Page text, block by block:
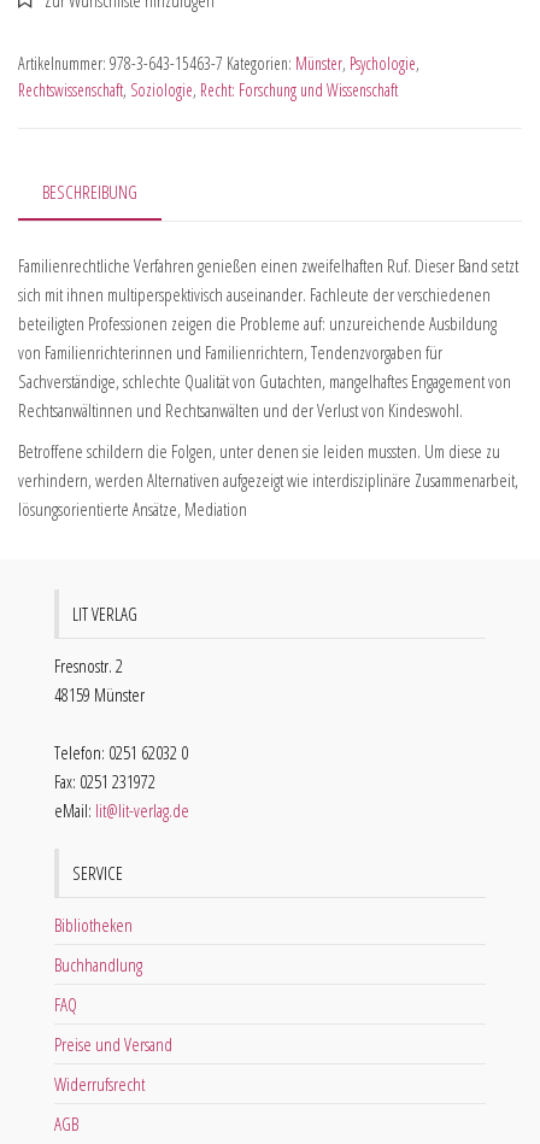
Artikelnummer: 978-3-643-15463-7 Kategorien: Münster, Psychologie,
Rechtswissenschaft, Soziologie, Recht: Forschung und Wissenschaft
BESCHREIBUNG
Familienrechtliche Verfahren genießen einen zweifelhaften Ruf. Dieser Band setzt
sich mit ihnen multiperspektivisch auseinander. Fachleute der verschiedenen
beteiligten Professionen zeigen die Probleme auf: unzureichende Ausbildung
von Familienrichterinnen und Familienrichtern, Tendenzvorgaben für
Sachverständige, schlechte Qualität von Gutachten, mangelhaftes Engagement von
Rechtsanwältinnen und Rechtsanwälten und der Verlust von Kindeswohl.
Betroffene schildern die Folgen, unter denen sie leiden mussten. Um diese zu
verhindern, werden Alternativen aufgezeigt wie interdisziplinäre Zusammenarbeit,
lösungsorientierte Ansätze, Mediation
LIT VERLAG
Fresnostr. 2
48159 Münster
Telefon: 0251 62032 0
Fax: 0251 231972
eMail: lit@lit-verlag.de
SERVICE
Bibliotheken
Buchhandlung
FAQ
Preise und Versand
Widerrufsrecht
AGB